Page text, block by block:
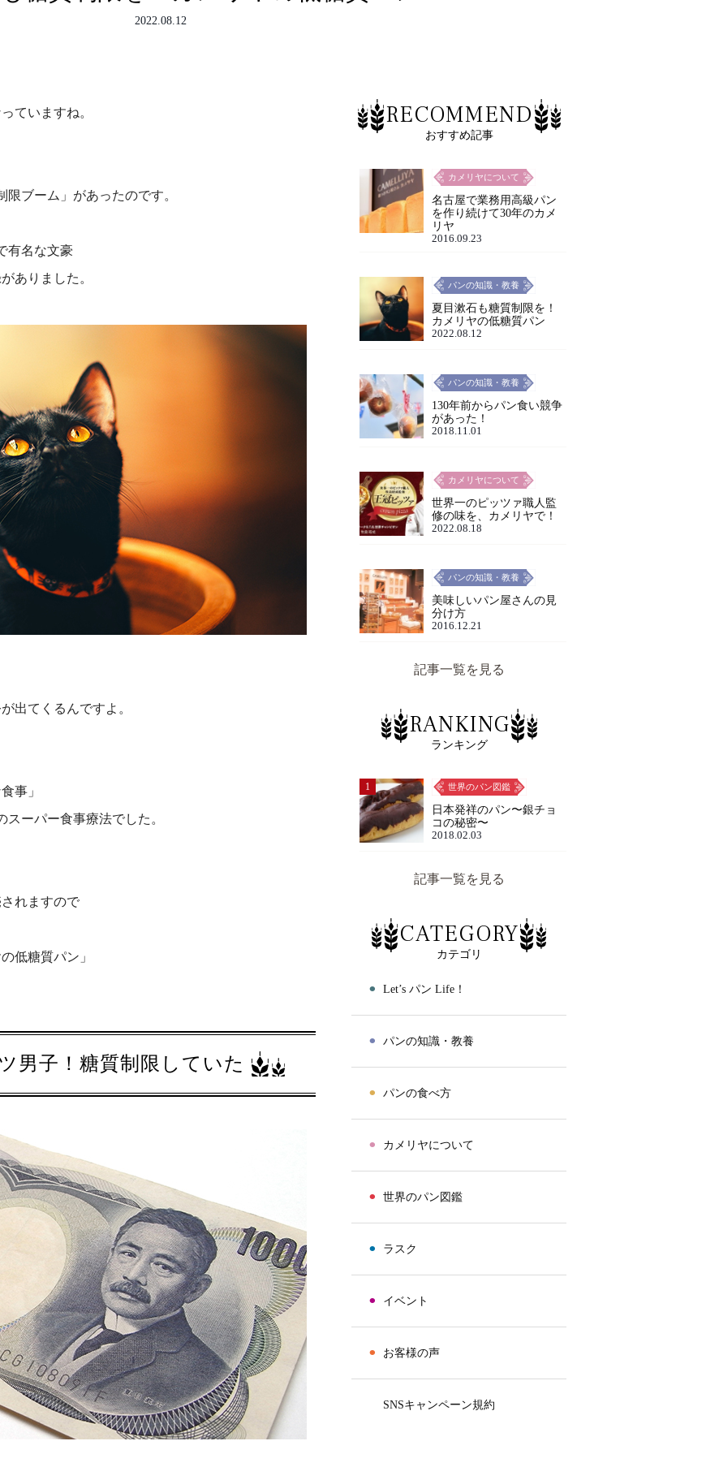
2022.08.12
ていますね。
ブーム」があったのです。
有名な文豪
ありました。
出てくるんですよ。
事」
ーパー食事療法でした。
れますので
低糖質パン」
男子！糖質制限していた
RECOMMEND
おすすめ記事
カメリヤについて
名古屋で業務用高級パン
を作り続けて30年のカメ
リヤ
2016.09.23
パンの知識・教養
夏目漱石も糖質制限を！
カメリヤの低糖質パン
2022.08.12
パンの知識・教養
130年前からパン食い競争
があった！
2018.11.01
カメリヤについて
世界一のピッツァ職人監
修の味を、カメリヤで！
2022.08.18
パンの知識・教養
美味しいパン屋さんの見
分け方
2016.12.21
記事一覧を見る
RANKING
ランキング
1 世界のパン図鑑
日本発祥のパン〜銀チョ
コの秘密〜
2018.02.03
記事一覧を見る
CATEGORY
カテゴリ
⚫︎ Let’s パン Life！
⚫︎ パンの知識・教養
⚫︎ パンの食べ方
⚫︎ カメリヤについて
⚫︎ 世界のパン図鑑
⚫︎ ラスク
⚫︎ イベント
⚫︎ お客様の声
SNSキャンペーン規約